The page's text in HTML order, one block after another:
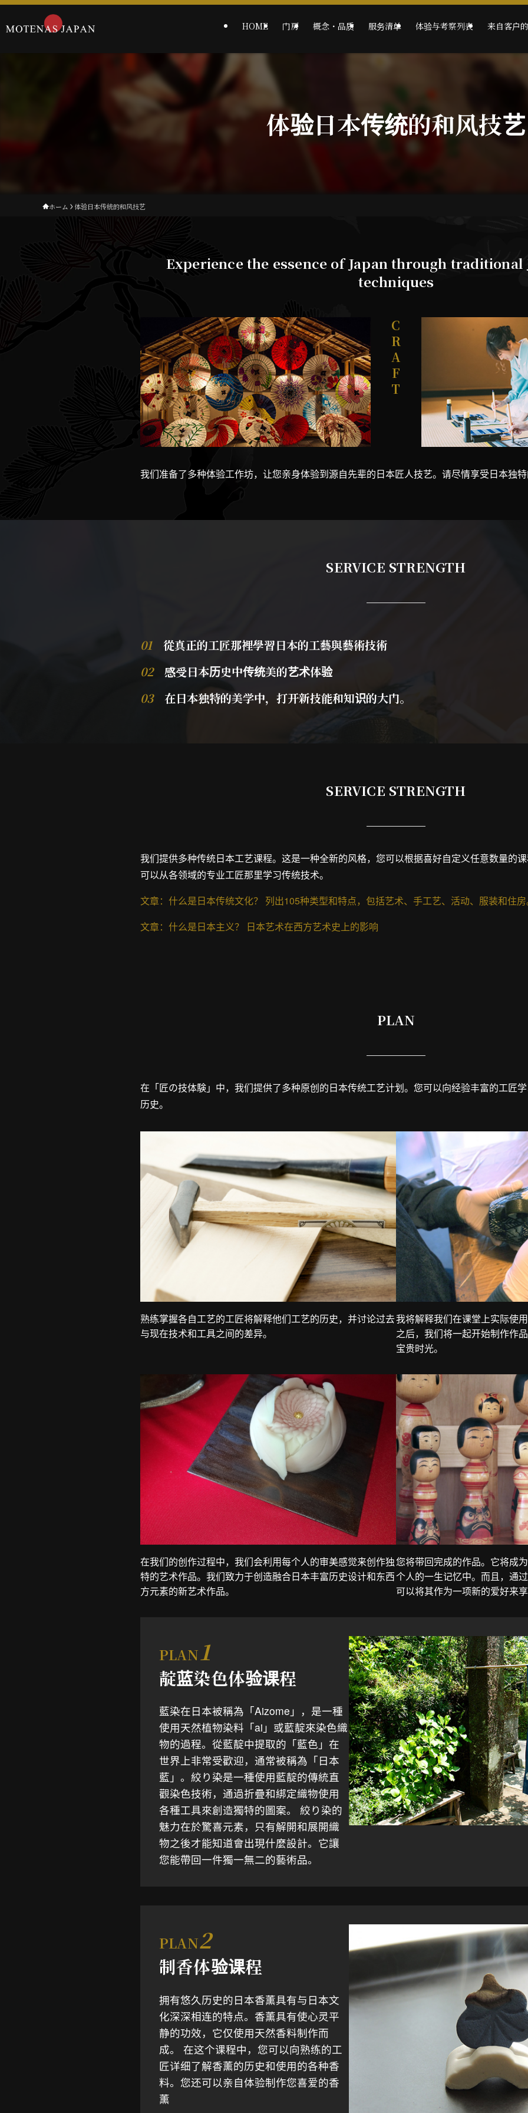
HOME 门房 概念・品质 服务清单 体验与考察列表 来自客户
体验日本传统的和风技艺
ホーム 体验日本传统的和风技艺
Experience the essence of Japan through traditional
techniques
C
R
A
F
T
我们准备了多种体验工作坊，让您亲身体验到源自先辈的日本匠人技艺。请尽情享受日本独
SERVICE STRENGTH
01從真正的工匠那裡學習日本的工藝與藝術技術
02感受日本历史中传统美的艺术体验
03在日本独特的美学中，打开新技能和知识的大门。
SERVICE STRENGTH
我们提供多种传统日本工艺课程。这是一种全新的风格，您可以根据喜好自定义任意数量的
可以从各领域的专业工匠那里学习传统技术。
文章：什么是日本传统文化？ 列出105种类型和特点，包括艺术、手工艺、活动、服装和住
文章：什么是日本主义？ 日本艺术在西方艺术史上的影响
PLAN
在「匠の技体験」中，我们提供了多种原创的日本传统工艺计划。您可以向经验丰富的工匠
历史。
熟练掌握各自工艺的工匠将解释他们工艺的历史，并讨论过去
与现在技术和工具之间的差异。
我将解释我们在课堂上实际使
之后，我们将一起开始制作作
宝贵时光。
在我们的创作过程中，我们会利用每个人的审美感觉来创作独
特的艺术作品。我们致力于创造融合日本丰富历史设计和东西
方元素的新艺术作品。
您将带回完成的作品。它将成
个人的一生记忆中。而且，通
可以将其作为一项新的爱好来
PLAN1
靛蓝染色体验课程
藍染在日本被稱為「Aizome」，是一種
使用天然植物染料「ai」或藍靛來染色織
物的過程。從藍靛中提取的「藍色」在
世界上非常受歡迎，通常被稱為「日本
藍」。絞り染是一種使用藍靛的傳統直
觀染色技術，通過折疊和綁定織物使用
各種工具來創造獨特的圖案。 絞り染的
魅力在於驚喜元素，只有解開和展開織
物之後才能知道會出現什麼設計。它讓
您能帶回一件獨一無二的藝術品。
PLAN2
制香体验课程
拥有悠久历史的日本香薰具有与日本文
化深深相连的特点。香薰具有使心灵平
静的功效，它仅使用天然香料制作而
成。 在这个课程中，您可以向熟练的工
匠详细了解香薰的历史和使用的各种香
料。您还可以亲自体验制作您喜爱的香
薰